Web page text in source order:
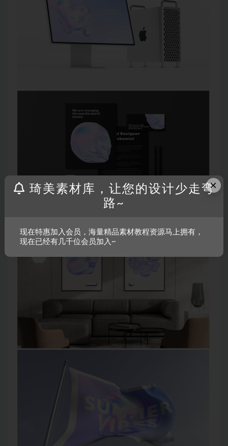
×
琦美素材库，让您的设计少走弯
路~
现在特惠加入会员，海量精品素材教程资源马上拥有，
现在已经有几千位会员加入~